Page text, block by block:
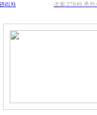
리자 조회:27049 추천